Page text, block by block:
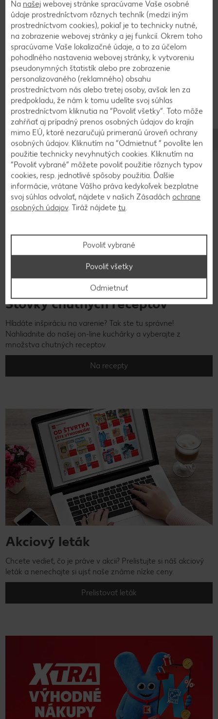
pridáme ovsené vločky, mandľovú kašu, med,
sójový nápoj, ľad a rozmixujeme.
2
Naplníme do 2 pohárov, ozdobíme Chia
semienkami a nakrájanými jahodami.
Späť na prehľad
Stovky chutných receptov
Hľadáte inšpiráciu na varenie? Tak ste tu správne!
Nahliadnite do našej on-line kuchárky a vyberajte z
množstva chutných receptov.
Na recepty
Akciový leták
Chcete vedieť, čo je práve v akcii? Prelistujte si náš akciový
leták a nenechajte si ujsť naše známe nízke ceny.
Prelistovať leták
Na našej webovej stránke spracúvame Vaše osobné
údaje prostredníctvom rôznych techník (medzi iným
prostredníctvom cookies), pokiaľ je to technicky nutné,
na zobrazenie webovej stránky a jej funkcií. Okrem toho
spracúvame Vaše lokalizačné údaje, a to za účelom
pohodlného nastavenia webovej stránky, k vytvoreniu
pseudonymných štatistík alebo pre zobrazenie
personalizovaného (reklamného) obsahu
prostredníctvom nás alebo tretej osoby, avšak len za
predpokladu, že nám k tomu udelíte svoj súhlas
prostredníctvom kliknutia na “Povoliť všetky”. Toto môže
zahŕňať aj prípadný prenos osobných údajov do krajín
mimo EÚ, ktoré nezaručujú primeranú úroveň ochrany
osobných údajov. Kliknutím na “Odmietnuť ” povolíte len
použitie technicky nevyhnutých cookies. Kliknutím na
“Povoliť vybrané” môžete povoliť použitie rôznych typov
cookies, resp. jednotlivé spôsoby použitia. Ďalšie
informácie, vrátane Vášho práva kedykoľvek bezplatne
svoj súhlas odvolať, nájdete v našich Zásadách ochrane
osobných údajov. Tiráž nájdete tu.
Povoliť vybrané
Odmietnuť
Povoliť všetky